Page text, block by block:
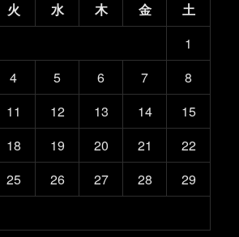
火 水 木 金
土
1
4 5 6 7
8
11 12 13 14
15
18 19 20 21
22
25 26 27 28
29